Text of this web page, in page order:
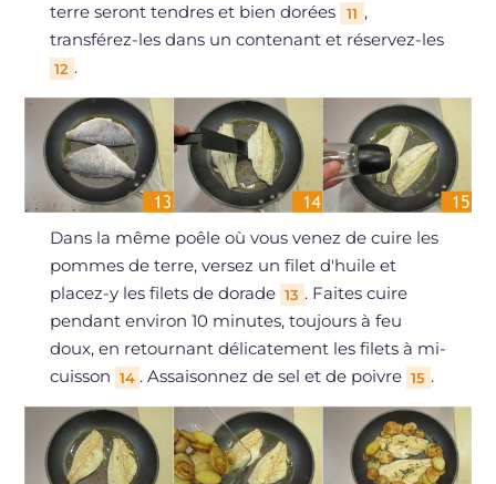
terre seront tendres et bien dorées
11 ,
transférez-les dans un contenant et réservez-les
12 .
Dans la même poêle où vous venez de cuire les
pommes de terre, versez un filet d'huile et
placez-y les filets de dorade 13 . Faites cuire
pendant environ 10 minutes, toujours à feu
doux, en retournant délicatement les filets à mi-
cuisson 14 . Assaisonnez de sel et de poivre 15 .